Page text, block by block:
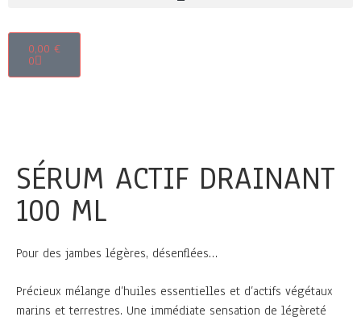
0,00 €
0
SÉRUM ACTIF DRAINANT
100 ML
Pour des jambes légères, désenflées…
Précieux mélange d’huiles essentielles et d’actifs végétaux
marins et terrestres. Une immédiate sensation de légèreté